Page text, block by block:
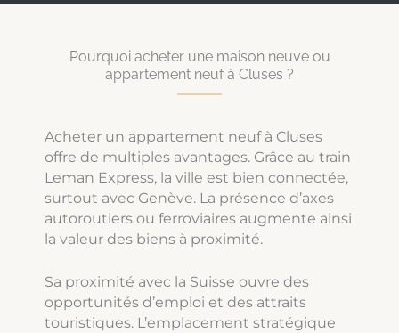
Pourquoi acheter une maison neuve ou
appartement neuf à Cluses ?
Acheter un appartement neuf à Cluses
offre de multiples avantages. Grâce au train
Leman Express, la ville est bien connectée,
surtout avec Genève. La présence d’axes
autoroutiers ou ferroviaires augmente ainsi
la valeur des biens à proximité.
Sa proximité avec la Suisse ouvre des
opportunités d’emploi et des attraits
touristiques. L’emplacement stratégique